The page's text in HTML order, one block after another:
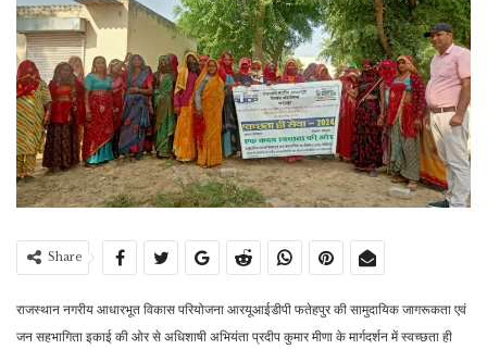
Share
राजस्थान नगरीय आधारभूत विकास परियोजना आरयूआईडीपी फतेहपुर की सामुदायिक जागरूकता एवं
जन सहभागिता इकाई की ओर से अधिशाषी अभियंता प्रदीप कुमार मीणा के मार्गदर्शन में स्वच्छता ही